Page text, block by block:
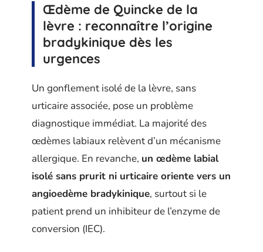
Œdème de Quincke de la
lèvre : reconnaître l’origine
bradykinique dès les
urgences
Un gonflement isolé de la lèvre, sans
urticaire associée, pose un problème
diagnostique immédiat. La majorité des
œdèmes labiaux relèvent d’un mécanisme
allergique. En revanche, un œdème labial
isolé sans prurit ni urticaire oriente vers un
angioedème bradykinique, surtout si le
patient prend un inhibiteur de l’enzyme de
conversion (IEC).